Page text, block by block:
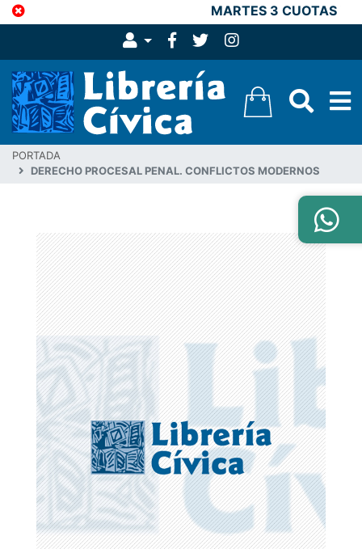
MARTES 3 CUOTAS Y
PORTADA
DERECHO PROCESAL PENAL. CONFLICTOS MODERNOS